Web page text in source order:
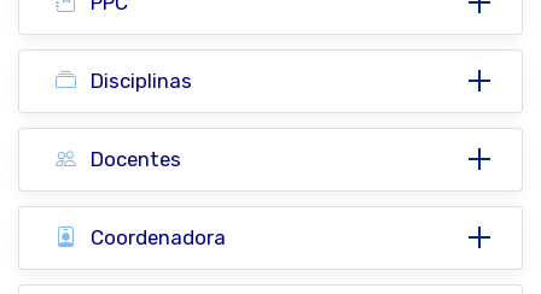
Disciplinas
Docentes
Coordenadora